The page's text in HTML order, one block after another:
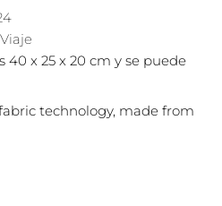
Viaje
40 x 25 x 20 cm y se puede
technology, made from